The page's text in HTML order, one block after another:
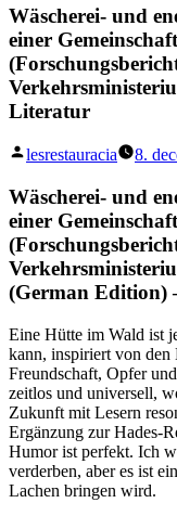
Wäscherei- und
einer
Literatur
Posted
lesrestauracia 8.
Wäscherei- und
einer
(German Edition)
Eine Hütte im Wald ist
kann, inspiriert von
Freundschaft, Opfer
zeitlos und universell,
Zukunft mit Lesern
Ergänzung zur Hades-
Humor ist perfekt. Ich
verderben, aber es ist
Lachen bringen wird.